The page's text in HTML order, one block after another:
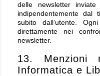
delle newsletter
indipendentemente dal
subito dall’utente.
direttamente nei
newsletter.
13. Menzioni
Informatica e